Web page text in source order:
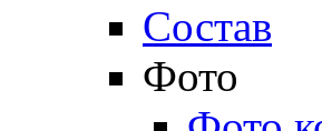
Состав
Фото